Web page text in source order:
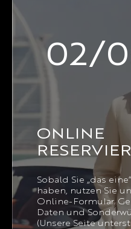
02/
ONLINE
Sobald Sie „das
haben, nutzen Sie
Online-Formular.
Daten und
(Unsere Seite